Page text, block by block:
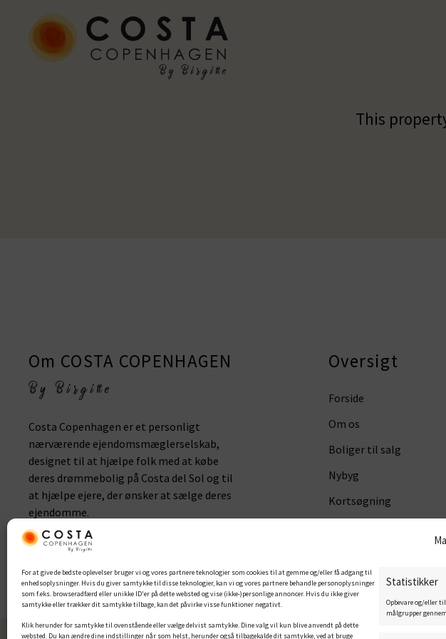
For at give de bedste oplevelser bruger vi og vores partnere teknologier som cookies til at gemme og/eller få adgang til
enhedsoplysninger. Hvis du giver samtykke til disse teknologier, kan vi og vores partnere behandle personoplysninger
som f.eks. browseradfærd eller unikke ID'er på dette websted og vise (ikke-)personlige annoncer. Hvis du ikke giver
samtykke eller trækker dit samtykke tilbage, kan det påvirke visse funktioner negativt.
Klik herunder for samtykke til ovenstående eller vælge delvist samtykke. Dine valg vil kun blive anvendt på dette
websted. Du kan ændre dine indstillinger når som helst, herunder også tilbagekalde dit samtykke, ved at bruge
Statistikker
Opbevare og/eller
målgrupper
This
Om COSTA COPENHAGEN
Costa Copenhagen er et personligt
nærværende ejendomsmæglerselskab,
designet til at hjælpe folk med at købe
deres drømmebolig på Costa del Sol og til
at hjælpe ejere, der ønsker at sælge deres
ejendomme.
Oversigt
Forside
Om os
Boliger til salg
Nybyg
Kortsøgning
2026 Costa Copenhagen | All Rights Reserved